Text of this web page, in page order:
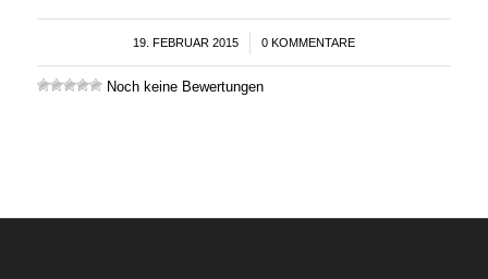
19. FEBRUAR 2015
/ 0 KOMMENTARE
Noch keine Bewertungen